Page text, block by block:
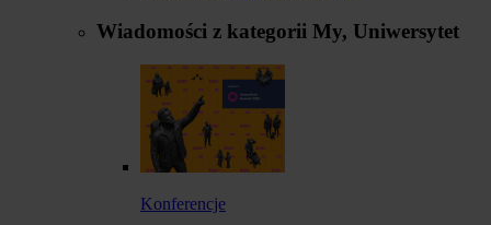
Wiadomości z kategorii My, Uniwersytet
Konferencje